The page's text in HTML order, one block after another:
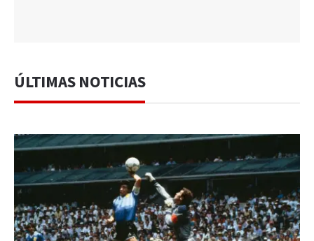
ÚLTIMAS NOTICIAS